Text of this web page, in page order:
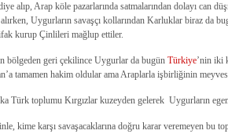
alıp, Arap köle pazarlarında satmalarından dolayı can
Uygurların savaşçı kollarından Karluklar biraz da
kurup Çinlileri mağlup ettiler.
bölgeden geri çekilince Uygurlar da bugünTürkiye’nin iki
tamamen hakim oldular ama Araplarla işbirliğinin
Türk toplumu Kırgızlar kuzeyden gelerek Uygurların
kime karşı savaşacaklarına doğru karar veremeyen bu